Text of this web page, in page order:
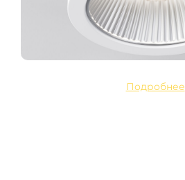
Подробнее